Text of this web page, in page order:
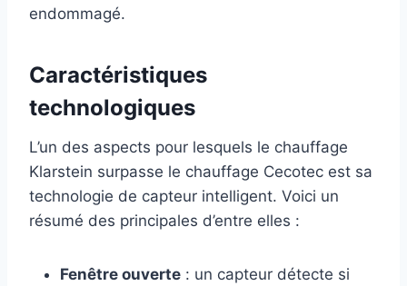
endommagé.
Caractéristiques
technologiques
L’un des aspects pour lesquels le chauffage
Klarstein surpasse le chauffage Cecotec est sa
technologie de capteur intelligent. Voici un
résumé des principales d’entre elles :
Fenêtre ouverte : un capteur détecte si